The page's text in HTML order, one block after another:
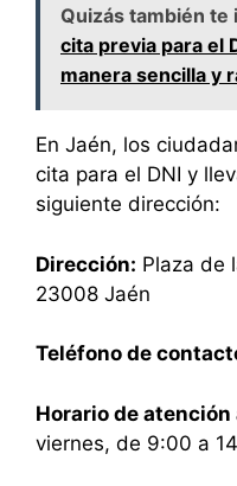
Quizás también te
cita previa para el
manera sencilla y
En Jaén, los
cita para el DNI y
siguiente dirección:
Dirección: Plaza de
23008 Jaén
Teléfono de
Horario de
viernes, de 9:00 a